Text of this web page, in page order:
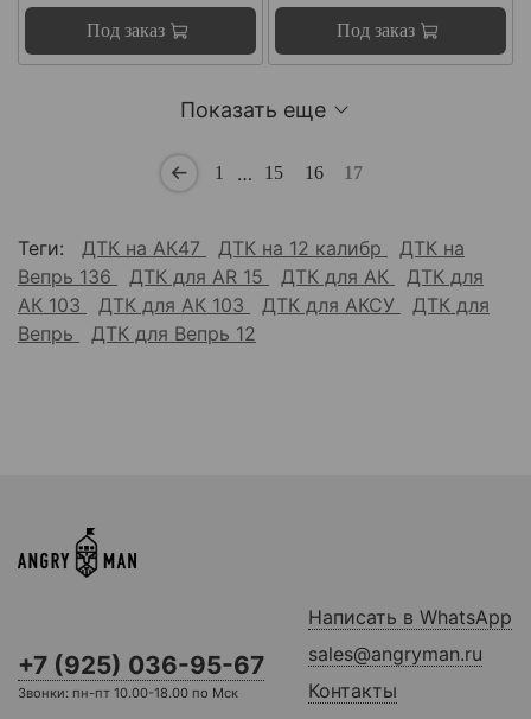
Под заказ Под заказ
Показать еще
1 … 15 16 17
Теги: ДТК на АК47 ДТК на 12 калибр
ДТК на
Вепрь 136
ДТК для AR 15 ДТК для АК
ДТК для
АК 103
ДТК для АК 103 ДТК для АКСУ
ДТК для
Вепрь
ДТК для Вепрь 12
+7 (925) 036-95-67
Звонки: пн-пт 10.00-18.00 по Мск
Написать в WhatsApp
sales@angryman.ru
Контакты